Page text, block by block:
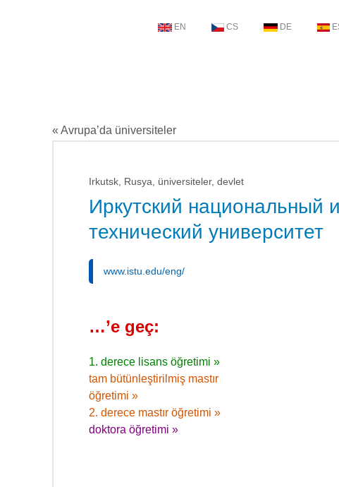
EN CS DE
« Avrupa’da üniversiteler
Irkutsk, Rusya, üniversiteler, devlet
Иркутский национальный
технический университет
www.istu.edu/eng/
…’e geç:
1. derece lisans öğretimi »
tam bütünleştirilmiş mastır
öğretimi »
2. derece mastır öğretimi »
doktora öğretimi »